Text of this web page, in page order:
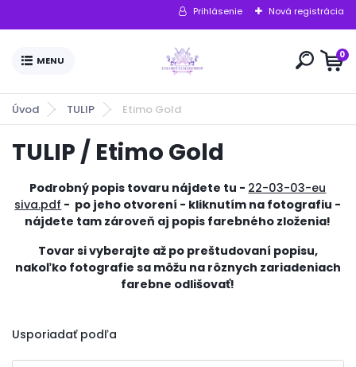
Prihlásenie Nová registrácia
0
Úvod TULIP Etimo Gold
TULIP / Etimo Gold
Podrobný popis tovaru nájdete tu - 22-03-03-eu
siva.pdf - po jeho otvorení - kliknutím na fotografiu -
nájdete tam zároveň aj popis farebného zloženia!
Tovar si vyberajte až po preštudovaní popisu,
nakoľko fotografie sa môžu na rôznych zariadeniach
farebne odlišovať!
Usporiadať podľa